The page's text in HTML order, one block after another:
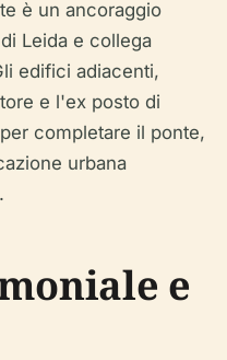
è un ancoraggio
Leida e collega
edifici adiacenti,
e l'ex posto di
completare il ponte,
urbana
e